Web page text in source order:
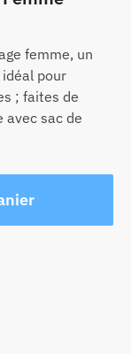
femme, un
pour
; faites de
avec sac de